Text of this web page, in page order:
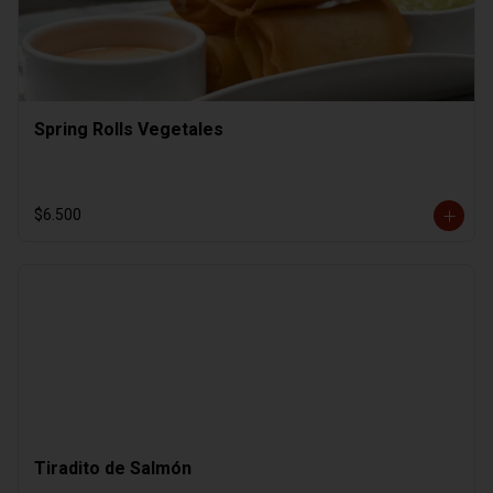
Spring Rolls Vegetales
$6.500
Tiradito de Salmón